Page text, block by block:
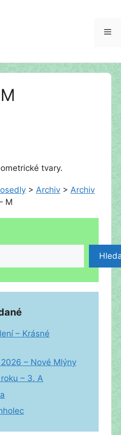
tvary.
> Archiv > Archiv
M
– Krásné
– Nové Mlýny
– 3. A